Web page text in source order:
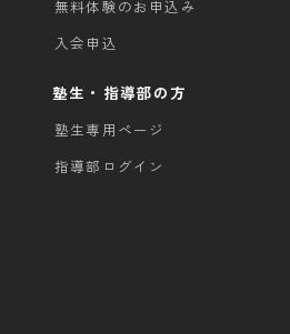
無料体験のお申込み
入会申込
塾生・指導部の方
塾生専用ページ
指導部ログイン